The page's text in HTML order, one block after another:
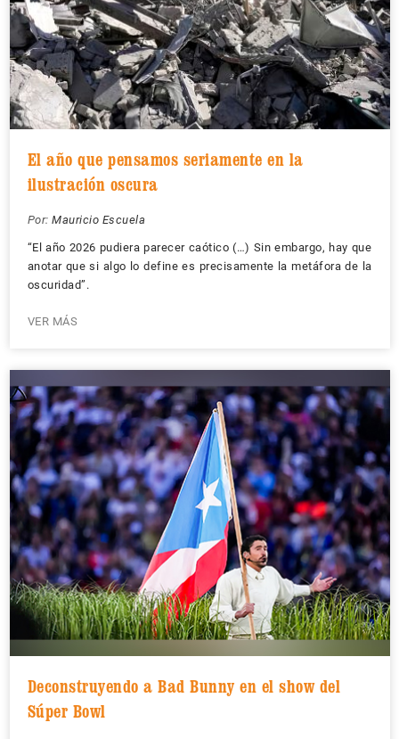
El año que pensamos seriamente en la
ilustración oscura
Por: Mauricio Escuela
“El año 2026 pudiera parecer caótico (…) Sin embargo, hay que
anotar que si algo lo define es precisamente la metáfora de la
oscuridad”.
VER MÁS
Deconstruyendo a Bad Bunny en el show del
Súper Bowl